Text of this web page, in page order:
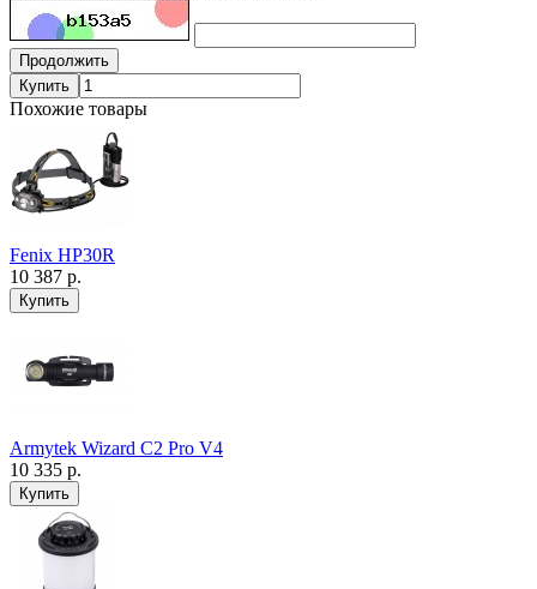
Продолжить
Купить
Похожие товары
Fenix HP30R
10 387 р.
Armytek Wizard C2 Pro V4
10 335 р.